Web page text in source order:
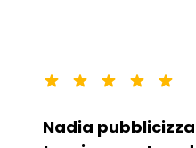
Nadia